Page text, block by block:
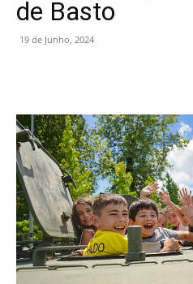
de Basto
19 de Junho, 2024